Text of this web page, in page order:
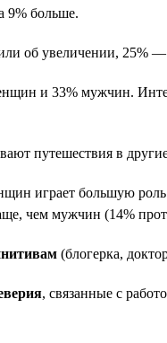
9% больше.
об увеличении, 25%
и 33% мужчин.
путешествия в
играет большую
чем мужчин (14%
(блогерка,
, связанные с